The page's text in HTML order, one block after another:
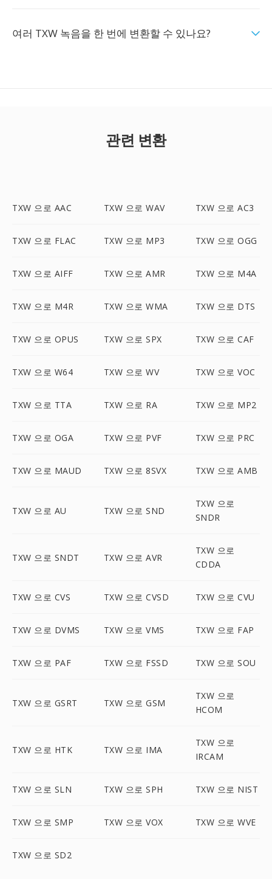
여러 TXW 녹음을 한 번에 변환할 수 있나요?
관련 변환
TXW 으로 AAC TXW 으로 WAV TXW 으로 AC3
TXW 으로 FLAC TXW 으로 MP3 TXW 으로 OGG
TXW 으로 AIFF TXW 으로 AMR TXW 으로 M4A
TXW 으로 M4R TXW 으로 WMA TXW 으로 DTS
TXW 으로 OPUS TXW 으로 SPX TXW 으로 CAF
TXW 으로 W64 TXW 으로 WV TXW 으로 VOC
TXW 으로 TTA TXW 으로 RA TXW 으로 MP2
TXW 으로 OGA TXW 으로 PVF TXW 으로 PRC
TXW 으로 MAUD TXW 으로 8SVX TXW 으로 AMB
TXW 으로 AU TXW 으로 SND
TXW 으로
SNDR
TXW 으로 SNDT TXW 으로 AVR
TXW 으로
CDDA
TXW 으로 CVS TXW 으로 CVSD TXW 으로 CVU
TXW 으로 DVMS TXW 으로 VMS TXW 으로 FAP
TXW 으로 PAF TXW 으로 FSSD TXW 으로 SOU
TXW 으로 GSRT TXW 으로 GSM
TXW 으로
HCOM
TXW 으로 HTK TXW 으로 IMA
TXW 으로
IRCAM
TXW 으로 SLN TXW 으로 SPH TXW 으로 NIST
TXW 으로 SMP TXW 으로 VOX TXW 으로 WVE
TXW 으로 SD2